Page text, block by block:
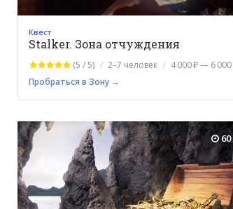
Квест
Stalker. Зона отчуждения
(5 / 5) 2–7 человек
4 000 ₽ — 6 000
Пробраться в Зону →